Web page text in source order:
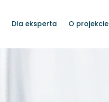
Dla eksperta O projekcie